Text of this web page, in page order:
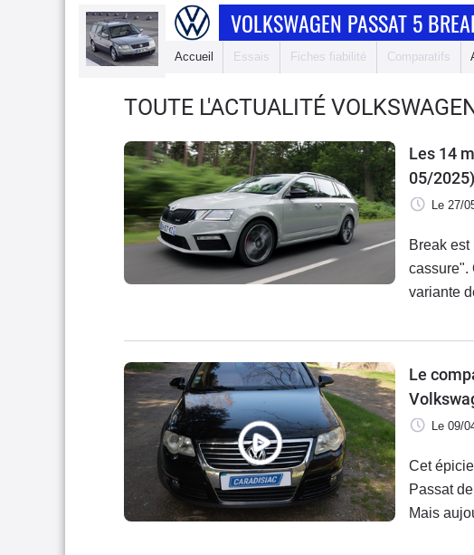
VOLKSWAGEN PASSAT 5
Accueil Essais Fiches fiabilité Comparatifs
TOUTE L'ACTUALITÉ
Les 14
05/2025)
Le 27/
Break
cassure".
variante
est
Le
Le 09/
Cet
Passat
Mais